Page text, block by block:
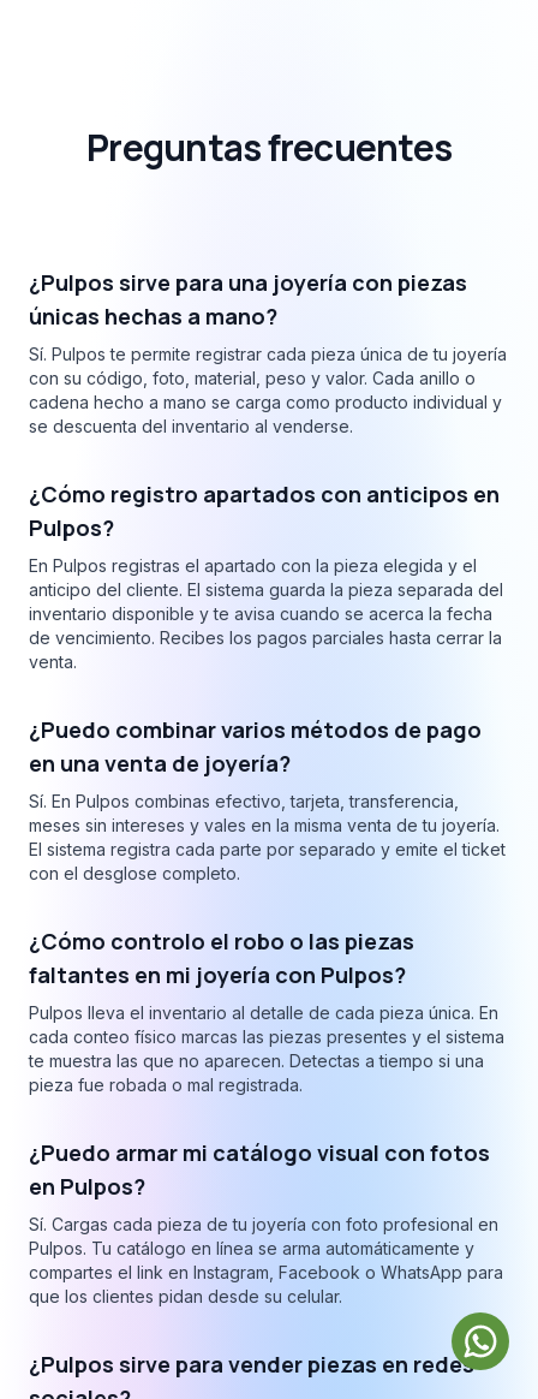
Preguntas frecuentes
¿Pulpos sirve para una joyería con piezas
únicas hechas a mano?
Sí. Pulpos te permite registrar cada pieza única de tu joyería
con su código, foto, material, peso y valor. Cada anillo o
cadena hecho a mano se carga como producto individual y
se descuenta del inventario al venderse.
¿Cómo registro apartados con anticipos en
Pulpos?
En Pulpos registras el apartado con la pieza elegida y el
anticipo del cliente. El sistema guarda la pieza separada del
inventario disponible y te avisa cuando se acerca la fecha
de vencimiento. Recibes los pagos parciales hasta cerrar la
venta.
¿Puedo combinar varios métodos de pago
en una venta de joyería?
Sí. En Pulpos combinas efectivo, tarjeta, transferencia,
meses sin intereses y vales en la misma venta de tu joyería.
El sistema registra cada parte por separado y emite el ticket
con el desglose completo.
¿Cómo controlo el robo o las piezas
faltantes en mi joyería con Pulpos?
Pulpos lleva el inventario al detalle de cada pieza única. En
cada conteo físico marcas las piezas presentes y el sistema
te muestra las que no aparecen. Detectas a tiempo si una
pieza fue robada o mal registrada.
¿Puedo armar mi catálogo visual con fotos
en Pulpos?
Sí. Cargas cada pieza de tu joyería con foto profesional en
Pulpos. Tu catálogo en línea se arma automáticamente y
compartes el link en Instagram, Facebook o WhatsApp para
que los clientes pidan desde su celular.
¿Pulpos sirve para vender piezas en redes